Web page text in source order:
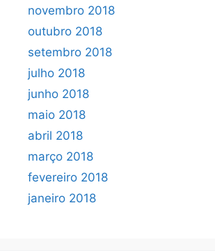
novembro 2018
outubro 2018
setembro 2018
julho 2018
junho 2018
maio 2018
abril 2018
março 2018
fevereiro 2018
janeiro 2018